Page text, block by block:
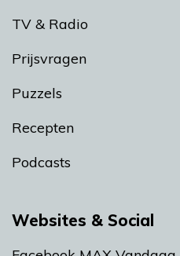
TV & Radio
Prijsvragen
Puzzels
Recepten
Podcasts
Websites & Social